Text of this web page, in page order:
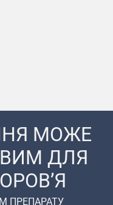
МОЖЕ
ДЛЯ
ПРЕПАРАТУ